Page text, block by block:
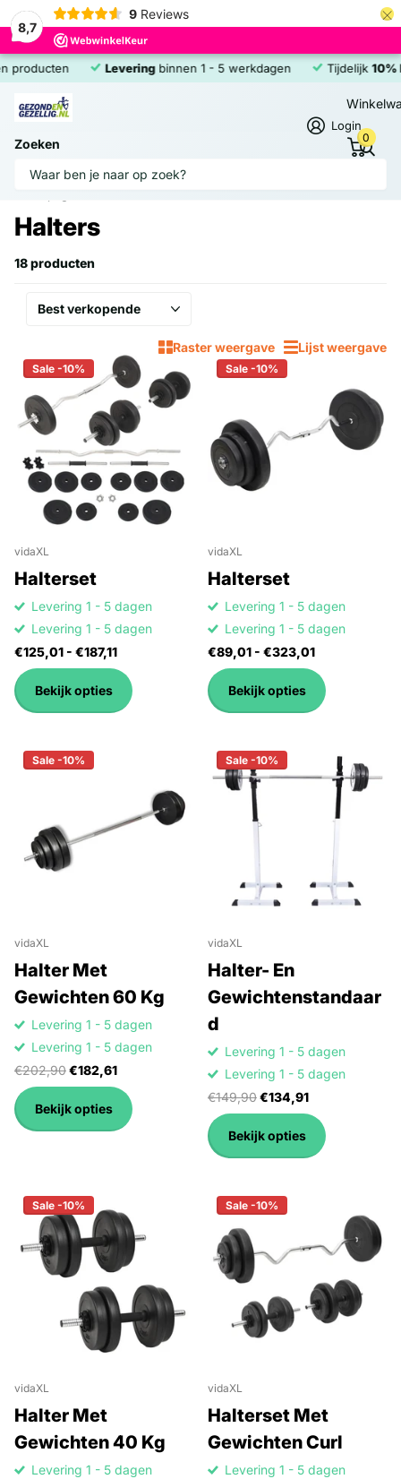
8,7
9 Reviews ×
Leveringbinnen 1 - 5 werkdagen Tijdelijk10%
Zoeken
Login
0
Halters
18 producten
Raster weergave Lijst weergave
Sale -10%
vidaXL
Halterset
Levering 1 - 5 dagen
Levering 1 - 5 dagen
€125,01 - €187,11
Bekijk opties
Sale -10%
vidaXL
Halterset
Levering 1 - 5 dagen
Levering 1 - 5 dagen
€89,01 - €323,01
Bekijk opties
Sale -10%
vidaXL
Halter Met
Gewichten 60 Kg
Levering 1 - 5 dagen
Levering 1 - 5 dagen
€202,90€182,61
Bekijk opties
Sale -10%
vidaXL
Halter- En
Gewichtenstandaar
d
Levering 1 - 5 dagen
Levering 1 - 5 dagen
€149,90€134,91
Bekijk opties
Sale -10%
vidaXL
Halter Met
Gewichten 40 Kg
Levering 1 - 5 dagen
Sale -10%
vidaXL
Halterset Met
Gewichten Curl
Levering 1 - 5 dagen